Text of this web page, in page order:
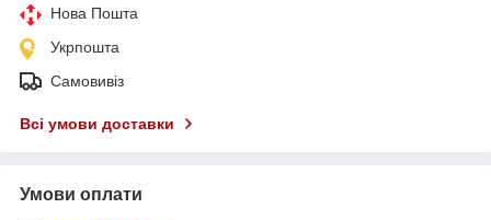
Нова Пошта
Укрпошта
Самовивіз
Всі умови доставки
Умови оплати